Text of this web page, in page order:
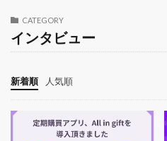
CATEGORY
インタビュー
新着順 人気順